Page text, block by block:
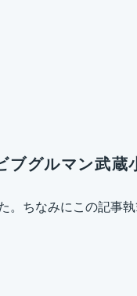
ブグルマン武蔵
。ちなみにこの記事